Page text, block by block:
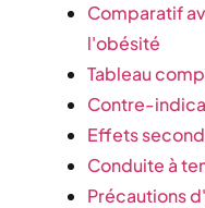
Comparatif
l'obésité
Tableau
Contre-
Effets
Conduite à
Précautions